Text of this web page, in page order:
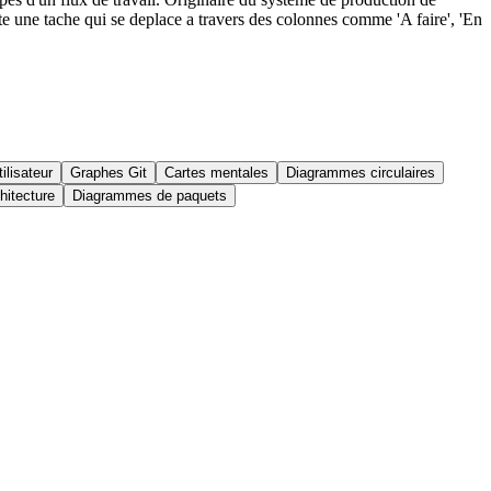
tache qui se deplace a travers des colonnes comme 'A faire', 'En
Graphes Git Cartes mentales
Diagrammes circulaires
Diagrammes de paquets